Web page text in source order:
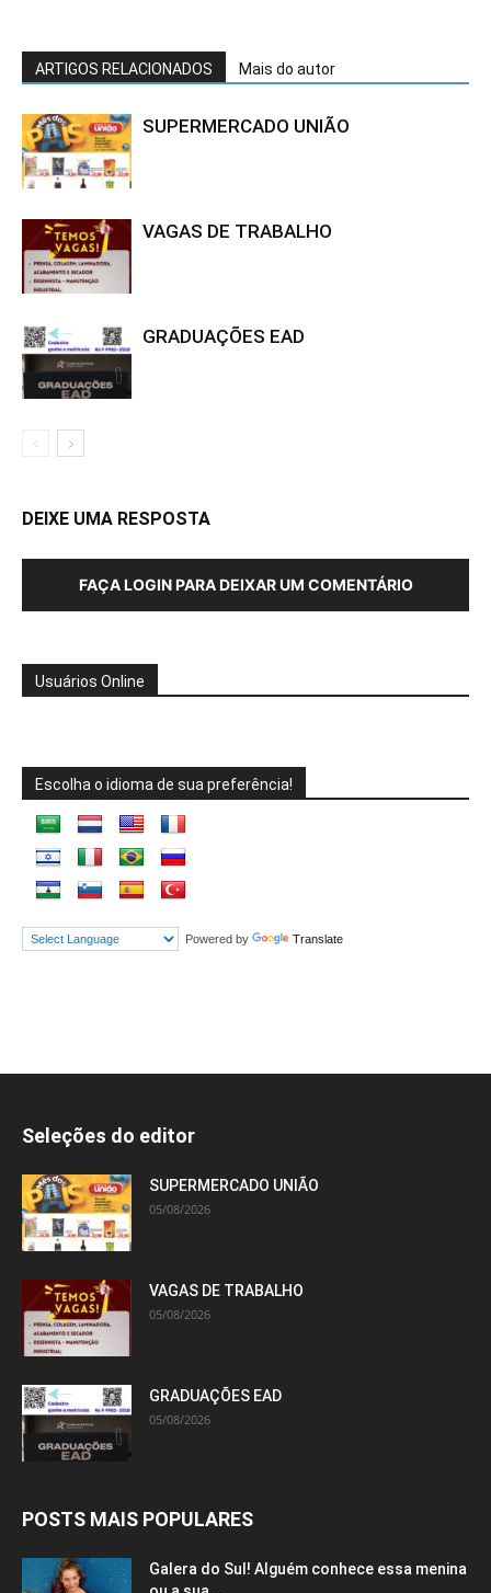
ARTIGOS RELACIONADOS Mais do autor
SUPERMERCADO UNIÃO
VAGAS DE TRABALHO
GRADUAÇÕES EAD
DEIXE UMA RESPOSTA
FAÇA LOGIN PARA DEIXAR UM COMENTÁRIO
Usuários Online
Escolha o idioma de sua preferência!
Powered by Translate
Seleções do editor
SUPERMERCADO UNIÃO
05/08/2026
VAGAS DE TRABALHO
05/08/2026
GRADUAÇÕES EAD
05/08/2026
POSTS MAIS POPULARES
Galera do Sul! Alguém conhece essa menina